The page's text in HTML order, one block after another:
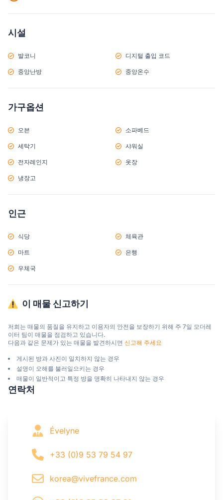
시설
발코니 디지털 출입 코드
중앙난방 중앙온수
가구옵션
오븐 소파베드
세탁기 샤워실
전자레인지 옷장
냉장고
인근
식당 체육관
마트 은행
우체국
이 매물 신고하기
저희는 매물의 품질을 유지하고 이용자의 안전을 보장하기 위해 주 7일 모더레
이터 팀이 매물을 점검하고 있습니다.
다음과 같은 문제가 있는 매물을 발견하시면 신고해 주세요
게시된 방과 사진이 일치하지 않는 경우
설명이 오해를 불러일으키는 경우
매물이 일반적이고 특정 방을 명확히 나타내지 않는 경우
연락처
Évelyne
+33 (0)9 53 79 54 97
korea@vivefrance.com